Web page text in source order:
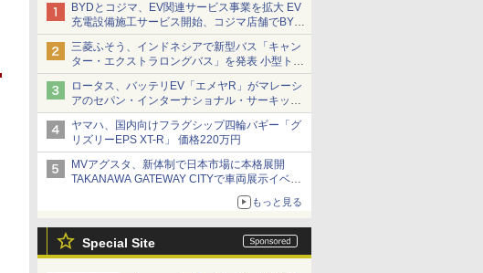
BYDとコジマ、EV関連サービス事業を拡大 EV
充電設備施工サービス開始、コジマ店舗でBYD
車の展示・試乗イベントを強化
三菱ふそう、インドネシアで新型バス「キャン
ター・エクストラロングバス」を発表 小型トラ
ックベースの観光・旅客輸送向けバス
ロータス、バッテリEV「エメヤR」がマレーシ
アのセパン・インターナショナル・サーキット
のBEV最速タイムを樹立
ヤマハ、国内向けフラグシップ四輪バギー「グ
リズリーEPS XT-R」 価格220万円
MVアグスタ、新体制で日本市場に本格展開
TAKANAWA GATEWAY CITYで車両展示イベン
もっと見る
Special Site